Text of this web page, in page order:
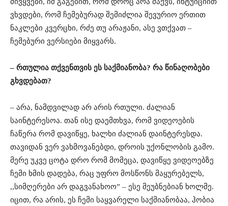
ვხვდები, რომ ჩემებურად შემიძლია შევურიო ერთით
ნაკლები კვერცხი, რძე თუ არაჟანი, ასე ვთქვათ –
ჩემებური ვერსიები მიყვარს.
– რთულია თქვენთვის ეს საქმიანობა? რა წინაღობები
გხვდებათ?
– არა, ნამდვილად არ არის რთული. ძალიან
საინტერესოა. თან ისე დაემთხვა, რომ ვიდეოების
ჩაწერა რომ დავიწყე, ხალხი ძალიან დაინტერესდა.
თავიდან ვერ ვახმოვანებდი, დროის უქონლობის გამო.
მერე უკვე ცოტა დრო რომ მომეცა, დავიწყე ვიდეოებზე
ჩემი ხმის დადება, რაც უფრო მოსწონს მაყურებელს,
,,სიმღერები არ დაგვანახოო” – ესე მეუბნებიან ხოლმე.
იცით, რა არის, ეს ჩემი საყვარელი საქმიანობაა, ჰობია